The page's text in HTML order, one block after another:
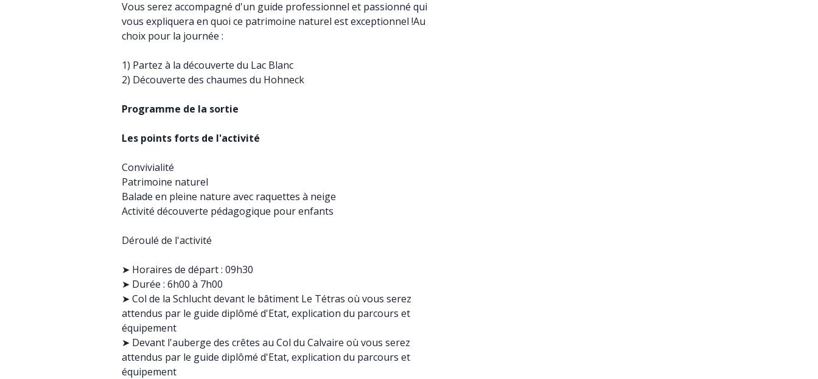
Vous serez accompagné d'un guide professionnel et passionné qui
vous expliquera en quoi ce patrimoine naturel est exceptionnel !Au
choix pour la journée :
1) Partez à la découverte du Lac Blanc
2) Découverte des chaumes du Hohneck
Programme de la sortie
Les points forts de l'activité
Convivialité
Patrimoine naturel
Balade en pleine nature avec raquettes à neige
Activité découverte pédagogique pour enfants
Déroulé de l'activité
➤ Horaires de départ : 09h30
➤ Durée : 6h00 à 7h00
➤ Col de la Schlucht devant le bâtiment Le Tétras où vous serez
attendus par le guide diplômé d'Etat, explication du parcours et
équipement
➤ Devant l'auberge des crêtes au Col du Calvaire où vous serez
attendus par le guide diplômé d'Etat, explication du parcours et
équipement